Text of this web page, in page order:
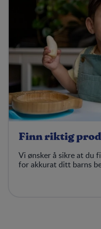
Finn riktig
Vi ønsker å sikre at du
for akkurat ditt barns